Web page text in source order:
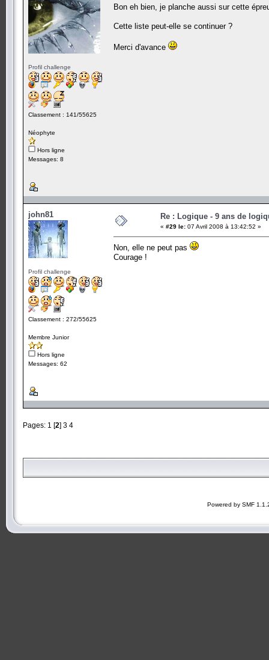
Profil challenge
Classement : 141/55625
Néophyte
Hors ligne
Messages: 8
Bon eh bien, je planche aussi sur cette
Cette liste peut-elle se continuer ?
Merci d'avance
john81
Profil challenge
Classement : 272/55625
Membre Junior
Hors ligne
Messages: 62
Re : Logique - 9 ans de
« #29 le: 07 Avril 2008 à 13:42:52 »
Non, elle ne peut pas
Courage !
Pages: 1 [2] 3 4
Powered by SMF